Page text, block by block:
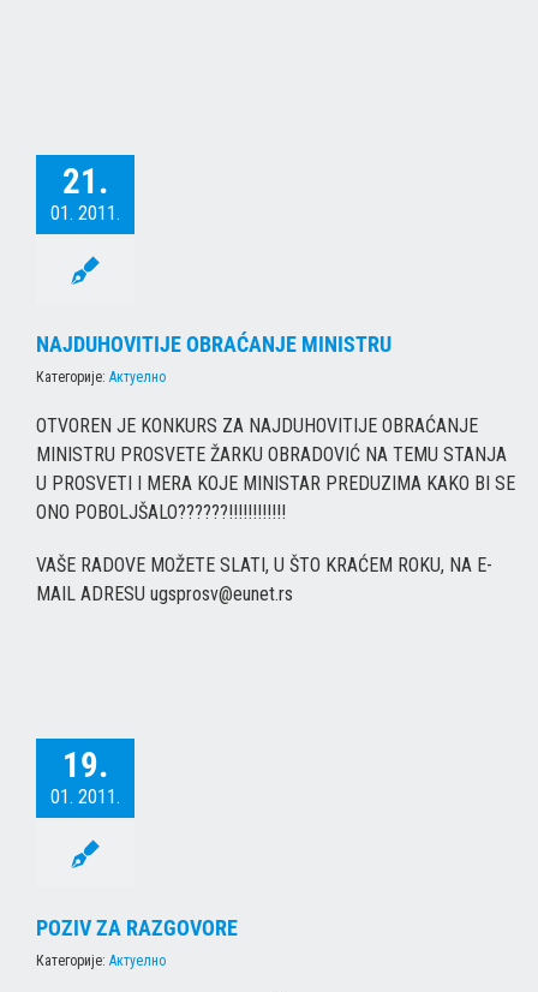
21.
01. 2011.
NAJDUHOVITIJE OBRAĆANJE MINISTRU
Категорије: Актуелно
OTVOREN JE KONKURS ZA NAJDUHOVITIJE OBRAĆANJE
MINISTRU PROSVETE ŽARKU OBRADOVIĆ NA TEMU STANJA
U PROSVETI I MERA KOJE MINISTAR PREDUZIMA KAKO BI SE
ONO POBOLJŠALO??????!!!!!!!!!!!!
VAŠE RADOVE MOŽETE SLATI, U ŠTO KRAĆEM ROKU, NA E-
MAIL ADRESU ugsprosv@eunet.rs
19.
01. 2011.
POZIV ZA RAZGOVORE
Категорије: Актуелно